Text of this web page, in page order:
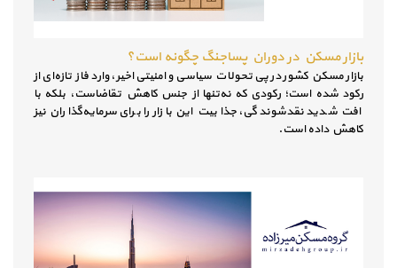
بازار مسکن در دوران پساجنگ چگونه است؟
بازار مسکن کشور در پی تحولات سیاسی و امنیتی اخیر، وارد فاز تازه‌ای از
رکود شده است؛ رکودی که نه‌تنها از جنس کاهش تقاضاست، بلکه با
افت شدید نقدشوندگی، جذابیت این بازار را برای سرمایه‌گذاران نیز
کاهش داده است.